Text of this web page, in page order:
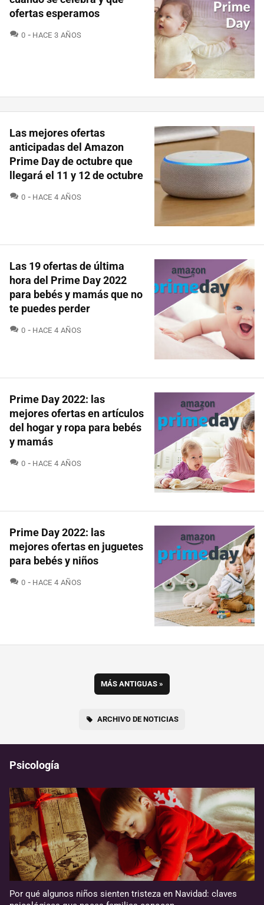
ofertas esperamos
0 COMENTARIOS
HACE 3 AÑOS
Las mejores ofertas
anticipadas del Amazon
Prime Day de octubre que
llegará el 11 y 12 de octubre
0 COMENTARIOS
HACE 4 AÑOS
Las 19 ofertas de última
hora del Prime Day 2022
para bebés y mamás que no
te puedes perder
0 COMENTARIOS
HACE 4 AÑOS
Prime Day 2022: las
mejores ofertas en artículos
del hogar y ropa para bebés
y mamás
0 COMENTARIOS
HACE 4 AÑOS
Prime Day 2022: las
mejores ofertas en juguetes
para bebés y niños
0 COMENTARIOS
HACE 4 AÑOS
MÁS ANTIGUAS »
ARCHIVO DE NOTICIAS
Psicología
Por qué algunos niños sienten tristeza en Navidad: claves